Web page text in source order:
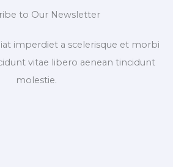
to Our Newsletter
imperdiet a scelerisque et morbi
vitae libero aenean tincidunt
molestie.